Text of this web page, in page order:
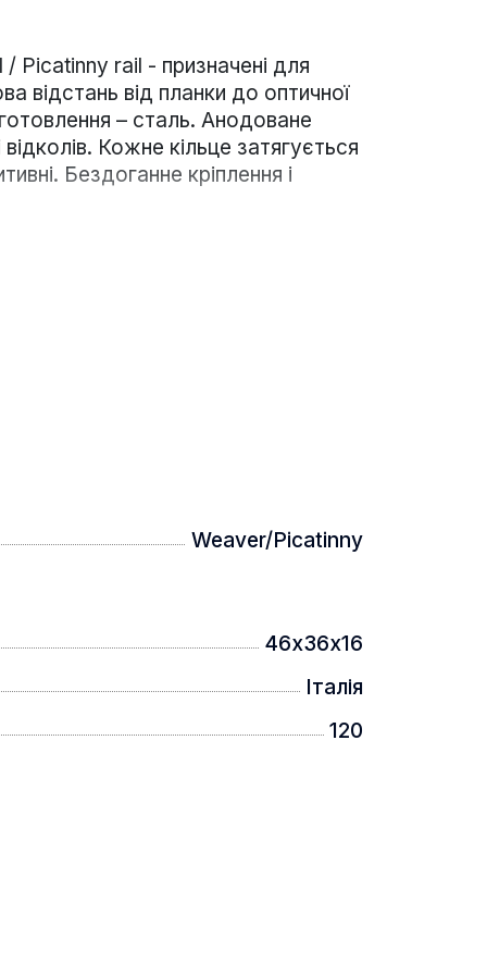
/ Picatinny rail - призначені для
відстань від планки до оптичної
– сталь. Анодоване
Кожне кільце затягується
Бездоганне кріплення і
Weaver/Picatinny
46х36х16
Італія
120